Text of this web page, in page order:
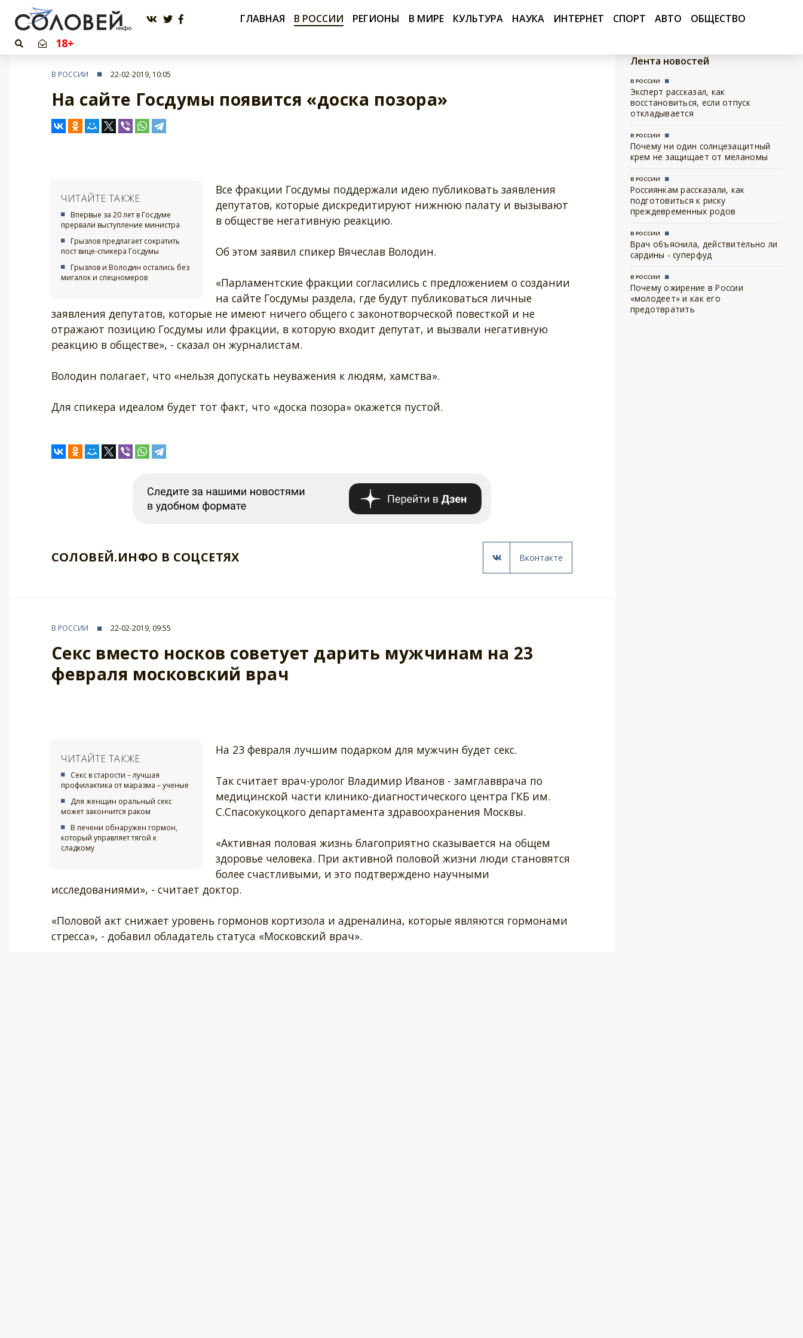
ГЛАВНАЯ В РОССИИ РЕГИОНЫ В МИРЕ КУЛЬТУРА НАУКА ИНТЕРНЕТ СПОРТ АВТО ОБЩЕСТВО
18+
В РОССИИ 22-02-2019, 10:05
На сайте Госдумы появится «доска позора»
ЧИТАЙТЕ ТАКЖЕ
Впервые за 20 лет в Госдуме
прервали выступление министра
Грызлов предлагает сократить
пост вице-спикера Госдумы
Грызлов и Володин остались без
мигалок и спецномеров
Все фракции Госдумы поддержали идею публиковать заявления
депутатов, которые дискредитируют нижнюю палату и вызывают
в обществе негативную реакцию.
Об этом заявил спикер Вячеслав Володин.
«Парламентские фракции согласились с предложением о создании
на сайте Госдумы раздела, где будут публиковаться личные
заявления депутатов, которые не имеют ничего общего с законотворческой повесткой и не
отражают позицию Госдумы или фракции, в которую входит депутат, и вызвали негативную
реакцию в обществе», - сказал он журналистам.
Володин полагает, что «нельзя допускать неуважения к людям, хамства».
Для спикера идеалом будет тот факт, что «доска позора» окажется пустой.
СОЛОВЕЙ.ИНФО В СОЦСЕТЯХ Вконтакте
В РОССИИ 22-02-2019, 09:55
Секс вместо носков советует дарить мужчинам на 23
февраля московский врач
ЧИТАЙТЕ ТАКЖЕ
Секс в старости – лучшая
профилактика от маразма – ученые
Для женщин оральный секс
может закончится раком
В печени обнаружен гормон,
который управляет тягой к
сладкому
На 23 февраля лучшим подарком для мужчин будет секс.
Так считает врач-уролог Владимир Иванов - замглавврача по
медицинской части клинико-диагностического центра ГКБ им.
С.Спасокукоцкого департамента здравоохранения Москвы.
«Активная половая жизнь благоприятно сказывается на общем
здоровье человека. При активной половой жизни люди становятся
более счастливыми, и это подтверждено научными
исследованиями», - считает доктор.
«Половой акт снижает уровень гормонов кортизола и адреналина, которые являются гормонами
стресса», - добавил обладатель статуса «Московский врач».
Лента новостей
В РОССИИ
Эксперт рассказал, как
восстановиться, если отпуск
откладывается
В РОССИИ
Почему ни один солнцезащитный
крем не защищает от меланомы
В РОССИИ
Россиянкам рассказали, как
подготовиться к риску
преждевременных родов
В РОССИИ
Врач объяснила, действительно ли
сардины - суперфуд
В РОССИИ
Почему ожирение в России
«молодеет» и как его
предотвратить